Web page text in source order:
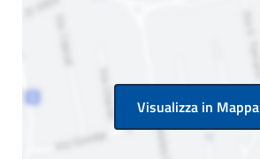
Visualizza in Mappa